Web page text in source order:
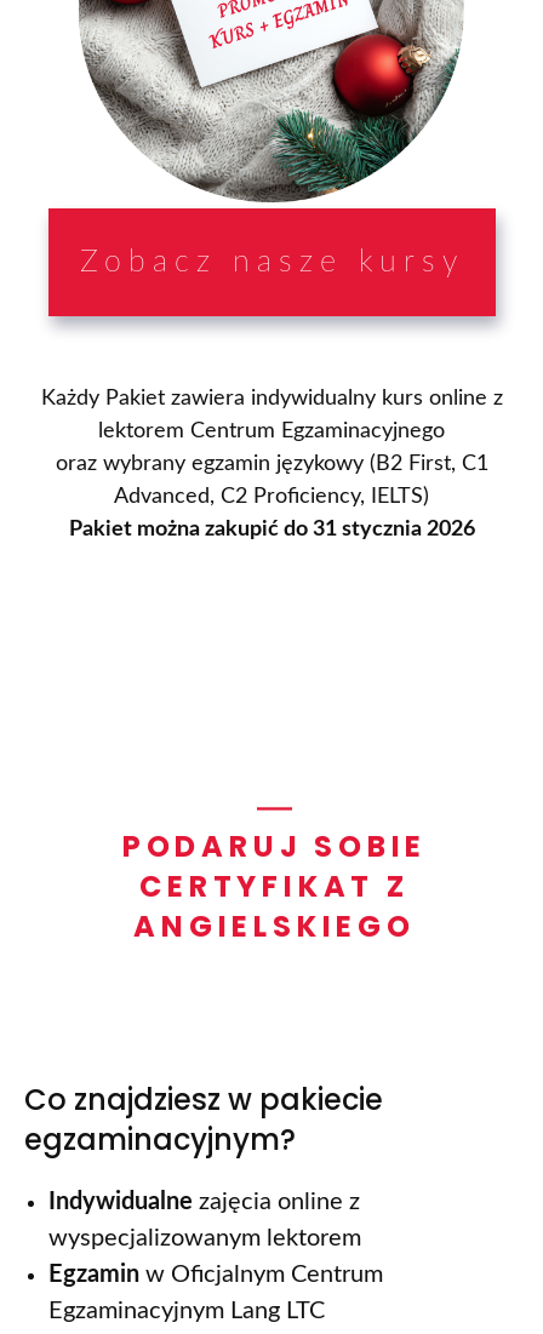
Zobacz nasze kursy
Każdy Pakiet zawiera indywidualny kurs online z
lektorem Centrum Egzaminacyjnego
oraz wybrany egzamin językowy (B2 First, C1
Advanced, C2 Proficiency, IELTS)
Pakiet można zakupić do 31 stycznia 2026
PODARUJ SOBIE
CERTYFIKAT Z
ANGIELSKIEGO
Co znajdziesz w pakiecie
egzaminacyjnym?
Indywidualne zajęcia online z
wyspecjalizowanym lektorem
Egzamin w Oficjalnym Centrum
Egzaminacyjnym Lang LTC